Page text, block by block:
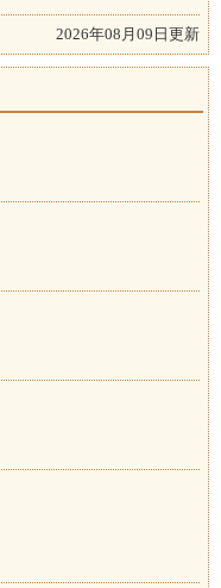
2026年08月09日更新